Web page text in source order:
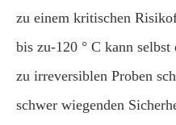
zu einem kritischen
bis zu-120 ° C kann
zu irreversiblen Proben
schwer wiegenden